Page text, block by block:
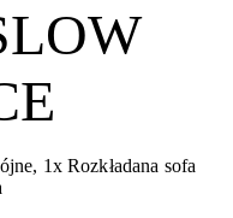
1x Rozkładana sofa